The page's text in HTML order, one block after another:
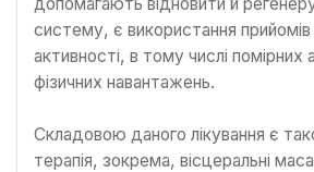
систему, є використання прийомів
активності, в тому числі помірних
фізичних навантажень.
Складовою даного лікування є
терапія, зокрема, вісцеральні